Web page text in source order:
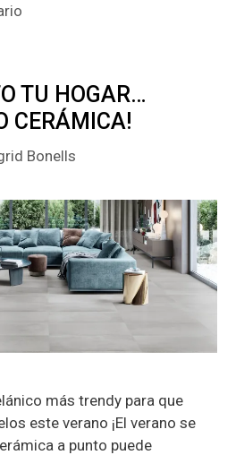
TU HOGAR…
CERÁMICA!
Bonells
más trendy para que
este verano ¡El verano se
a punto puede